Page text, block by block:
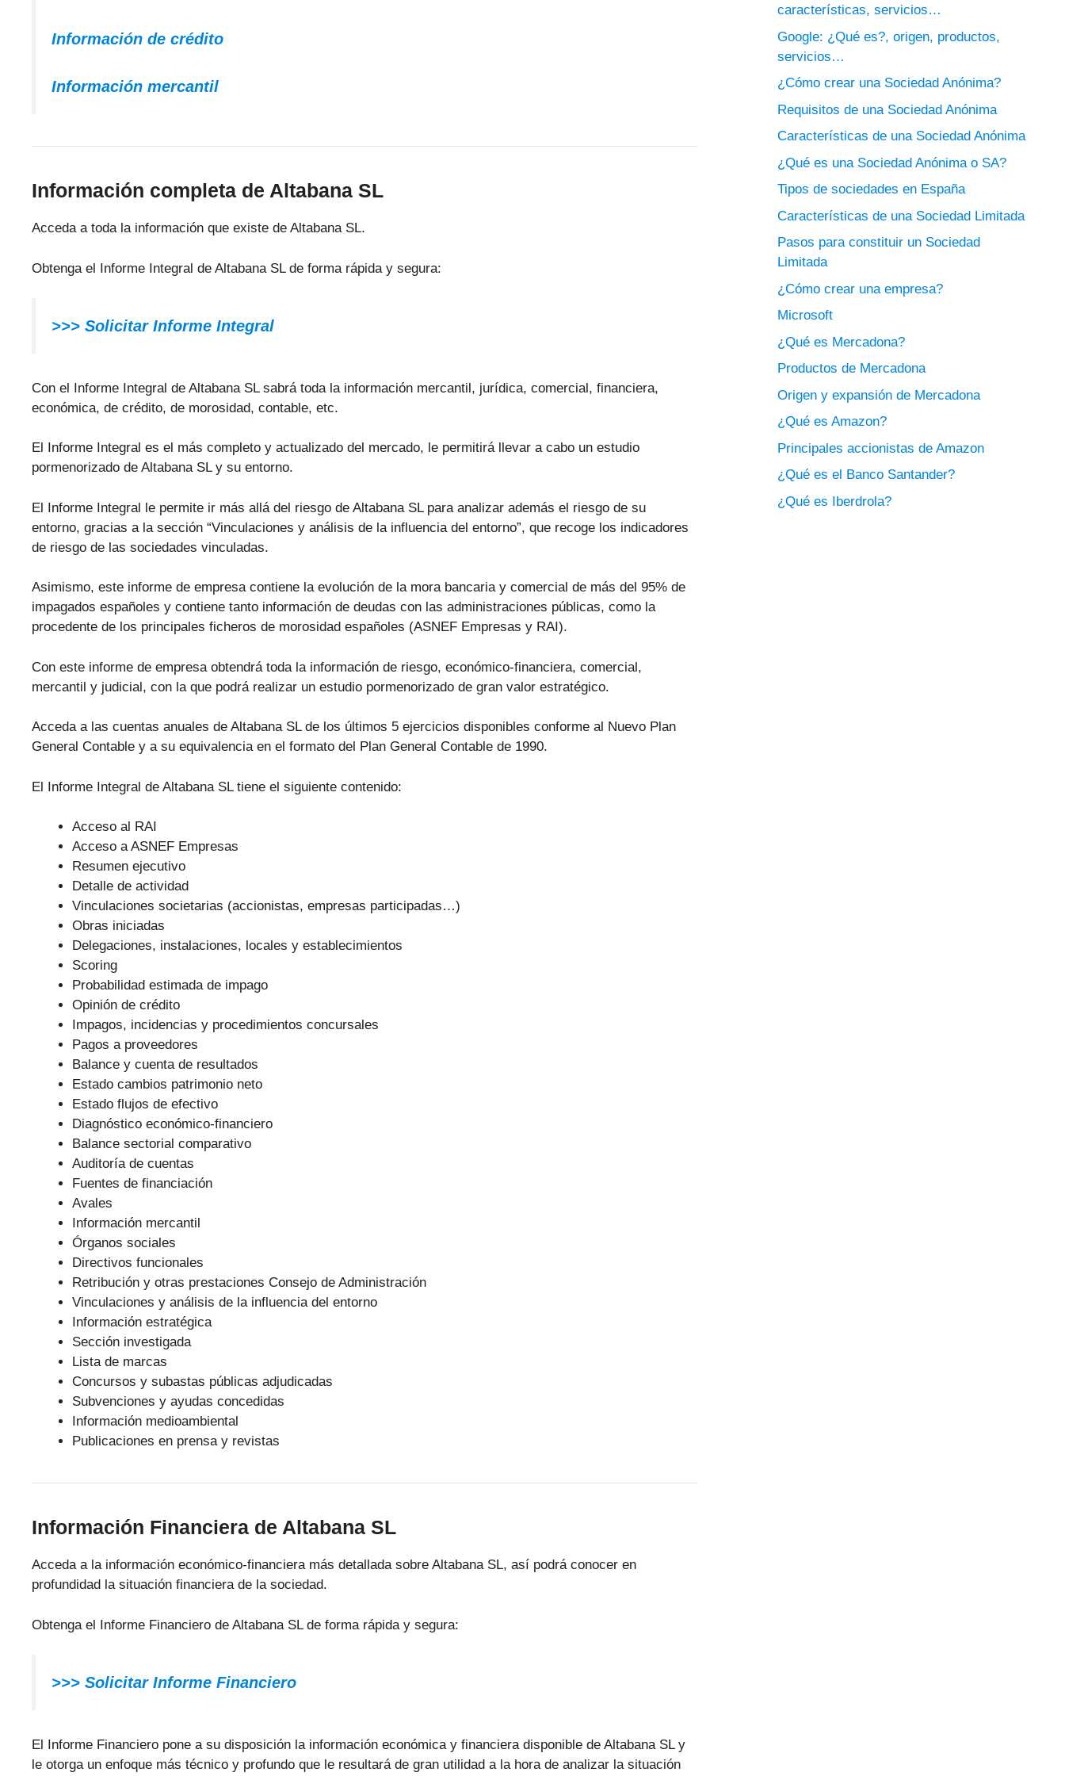
Información de crédito
Información mercantil
Información completa de Altabana SL
Acceda a toda la información que existe de Altabana SL.
Obtenga el Informe Integral de Altabana SL de forma rápida y segura:
>>> Solicitar Informe Integral
Con el Informe Integral de Altabana SL sabrá toda la información mercantil, jurídica, comercial, financiera,
económica, de crédito, de morosidad, contable, etc.
El Informe Integral es el más completo y actualizado del mercado, le permitirá llevar a cabo un estudio
pormenorizado de Altabana SL y su entorno.
El Informe Integral le permite ir más allá del riesgo de Altabana SL para analizar además el riesgo de su
entorno, gracias a la sección “Vinculaciones y análisis de la influencia del entorno”, que recoge los indicadores
de riesgo de las sociedades vinculadas.
Asimismo, este informe de empresa contiene la evolución de la mora bancaria y comercial de más del 95% de
impagados españoles y contiene tanto información de deudas con las administraciones públicas, como la
procedente de los principales ficheros de morosidad españoles (ASNEF Empresas y RAI).
Con este informe de empresa obtendrá toda la información de riesgo, económico-financiera, comercial,
mercantil y judicial, con la que podrá realizar un estudio pormenorizado de gran valor estratégico.
Acceda a las cuentas anuales de Altabana SL de los últimos 5 ejercicios disponibles conforme al Nuevo Plan
General Contable y a su equivalencia en el formato del Plan General Contable de 1990.
El Informe Integral de Altabana SL tiene el siguiente contenido:
Acceso al RAI
Acceso a ASNEF Empresas
Resumen ejecutivo
Detalle de actividad
Vinculaciones societarias (accionistas, empresas participadas…)
Obras iniciadas
Delegaciones, instalaciones, locales y establecimientos
Scoring
Probabilidad estimada de impago
Opinión de crédito
Impagos, incidencias y procedimientos concursales
Pagos a proveedores
Balance y cuenta de resultados
Estado cambios patrimonio neto
Estado flujos de efectivo
Diagnóstico económico-financiero
Balance sectorial comparativo
Auditoría de cuentas
Fuentes de financiación
Avales
Información mercantil
Órganos sociales
Directivos funcionales
Retribución y otras prestaciones Consejo de Administración
Vinculaciones y análisis de la influencia del entorno
Información estratégica
Sección investigada
Lista de marcas
Concursos y subastas públicas adjudicadas
Subvenciones y ayudas concedidas
Información medioambiental
Publicaciones en prensa y revistas
Información Financiera de Altabana SL
Acceda a la información económico-financiera más detallada sobre Altabana SL, así podrá conocer en
profundidad la situación financiera de la sociedad.
Obtenga el Informe Financiero de Altabana SL de forma rápida y segura:
>>> Solicitar Informe Financiero
El Informe Financiero pone a su disposición la información económica y financiera disponible de Altabana SL y
le otorga un enfoque más técnico y profundo que le resultará de gran utilidad a la hora de analizar la situación
características, servicios…
Google: ¿Qué es?, origen, productos,
servicios…
¿Cómo crear una Sociedad Anónima?
Requisitos de una Sociedad Anónima
Características de una Sociedad Anónima
¿Qué es una Sociedad Anónima o SA?
Tipos de sociedades en España
Características de una Sociedad Limitada
Pasos para constituir un Sociedad
Limitada
¿Cómo crear una empresa?
Microsoft
¿Qué es Mercadona?
Productos de Mercadona
Origen y expansión de Mercadona
¿Qué es Amazon?
Principales accionistas de Amazon
¿Qué es el Banco Santander?
¿Qué es Iberdrola?